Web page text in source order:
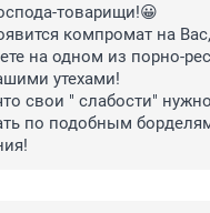
товарищи!😀
компромат на Вас,
на одном из порно-
утехами!
свои " слабости"
по подобным